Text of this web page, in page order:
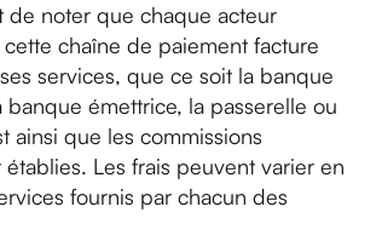
de noter que chaque acteur
chaîne de paiement facture
services, que ce soit la banque
banque émettrice, la passerelle ou
ainsi que les commissions
établies. Les frais peuvent varier en
fournis par chacun des